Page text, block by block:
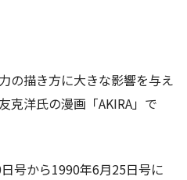
の描き方に大きな影響を与え
克洋氏の漫画「AKIRA」で
日号から1990年6月25日号に